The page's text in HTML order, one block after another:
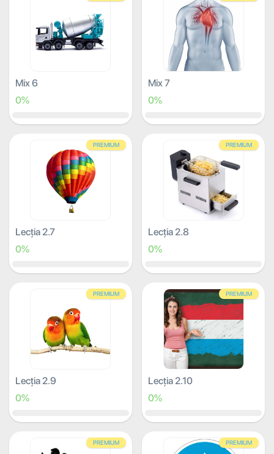
Mix 6
0%
Mix 7
0%
PREMIUM
Lecția 2.7
0%
PREMIUM
Lecția 2.8
0%
PREMIUM
Lecția 2.9
0%
PREMIUM
Lecția 2.10
0%
PREMIUM PREMIUM